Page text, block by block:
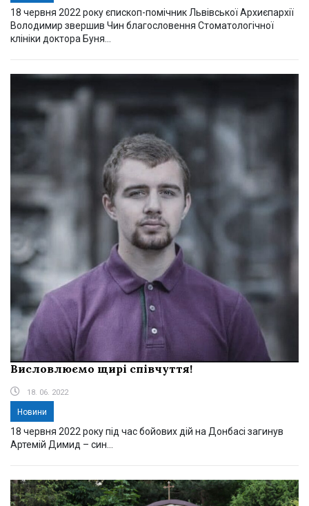
18 червня 2022 року єпископ-помічник Львівської Архиєпархії
Володимир звершив Чин благословення Стоматологічної
клініки доктора Буня...
Висловлюємо щирі співчуття!
18. 06. 2022
Новини
18 червня 2022 року під час бойових дій на Донбасі загинув
Артемій Димид – син...